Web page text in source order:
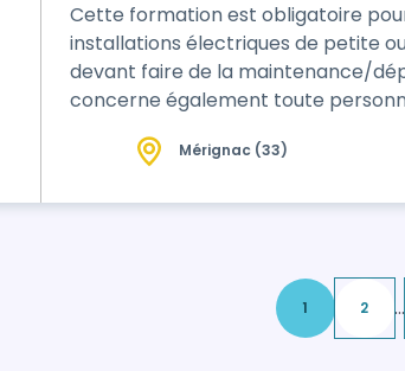
Cette formation est obligatoire
installations électriques de petite
devant faire de la maintenance/
concerne également toute
caractère réglementaire. Cette formation a pour finalité de permettre au
Mérignac (33)
1 2 ...